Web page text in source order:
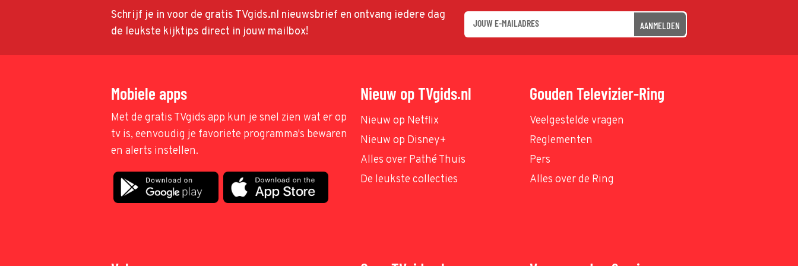
Schrijf je in voor de gratis TVgids.nl nieuwsbrief en ontvang iedere dag
de leukste kijktips direct in jouw mailbox!
AANMELDEN
Mobiele apps
Met de gratis TVgids app kun je snel zien wat er op
tv is, eenvoudig je favoriete programma's bewaren
en alerts instellen.
Nieuw op TVgids.nl
Nieuw op Netflix
Nieuw op Disney+
Alles over Pathé Thuis
De leukste collecties
Gouden Televizier-Ring
Veelgestelde vragen
Reglementen
Pers
Alles over de Ring